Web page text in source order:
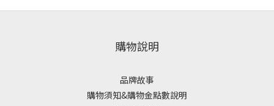
購物說明
品牌故事
購物須知&購物金點數說明